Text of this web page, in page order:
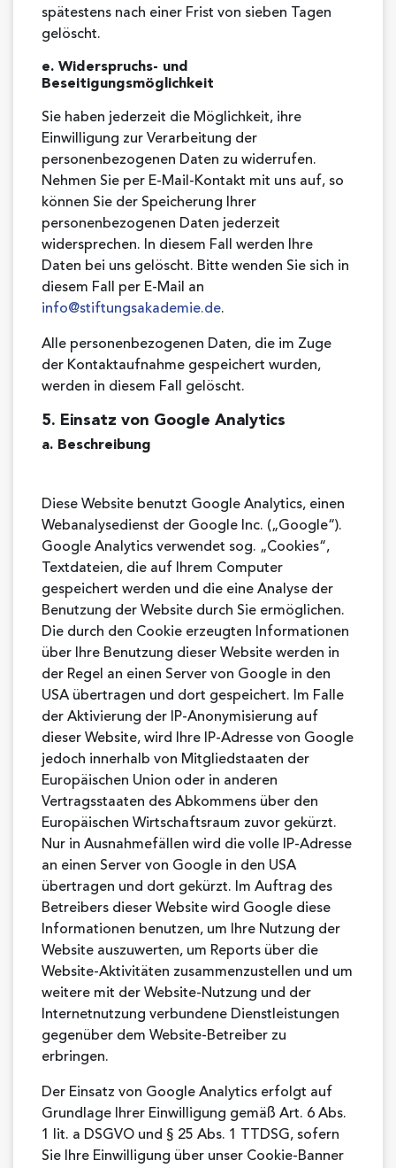
spätestens nach einer Frist von sieben Tagen
gelöscht.
e. Widerspruchs- und
Beseitigungsmöglichkeit
Sie haben jederzeit die Möglichkeit, ihre
Einwilligung zur Verarbeitung der
personenbezogenen Daten zu widerrufen.
Nehmen Sie per E-Mail-Kontakt mit uns auf, so
können Sie der Speicherung Ihrer
personenbezogenen Daten jederzeit
widersprechen. In diesem Fall werden Ihre
Daten bei uns gelöscht. Bitte wenden Sie sich in
diesem Fall per E-Mail an
info@stiftungsakademie.de.
Alle personenbezogenen Daten, die im Zuge
der Kontaktaufnahme gespeichert wurden,
werden in diesem Fall gelöscht.
5. Einsatz von Google Analytics
a. Beschreibung
Diese Website benutzt Google Analytics, einen
Webanalysedienst der Google Inc. („Google“).
Google Analytics verwendet sog. „Cookies“,
Textdateien, die auf Ihrem Computer
gespeichert werden und die eine Analyse der
Benutzung der Website durch Sie ermöglichen.
Die durch den Cookie erzeugten Informationen
über Ihre Benutzung dieser Website werden in
der Regel an einen Server von Google in den
USA übertragen und dort gespeichert. Im Falle
der Aktivierung der IP-Anonymisierung auf
dieser Website, wird Ihre IP-Adresse von Google
jedoch innerhalb von Mitgliedstaaten der
Europäischen Union oder in anderen
Vertragsstaaten des Abkommens über den
Europäischen Wirtschaftsraum zuvor gekürzt.
Nur in Ausnahmefällen wird die volle IP-Adresse
an einen Server von Google in den USA
übertragen und dort gekürzt. Im Auftrag des
Betreibers dieser Website wird Google diese
Informationen benutzen, um Ihre Nutzung der
Website auszuwerten, um Reports über die
Website-Aktivitäten zusammenzustellen und um
weitere mit der Website-Nutzung und der
Internetnutzung verbundene Dienstleistungen
gegenüber dem Website-Betreiber zu
erbringen.
Der Einsatz von Google Analytics erfolgt auf
Grundlage Ihrer Einwilligung gemäß Art. 6 Abs.
1 lit. a DSGVO und § 25 Abs. 1 TTDSG, sofern
Sie Ihre Einwilligung über unser Cookie-Banner